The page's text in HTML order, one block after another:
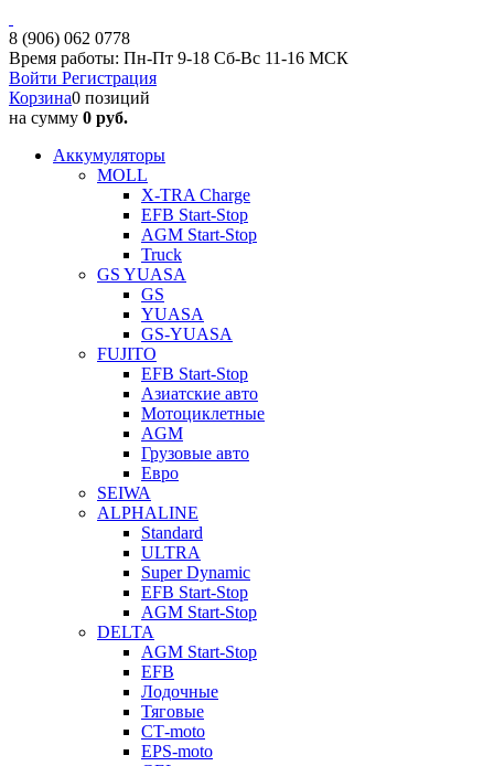
8 (906) 062 0778
Время работы: Пн-Пт 9-18 Сб-Вс 11-16 МСК
Войти Регистрация
Корзина0 позиций
на сумму 0 руб.
Аккумуляторы
MOLL
X-TRA Charge
EFB Start-Stop
AGM Start-Stop
Truck
GS YUASA
GS
YUASA
GS-YUASA
FUJITO
EFB Start-Stop
Азиатские авто
Мотоциклетные
AGM
Грузовые авто
Евро
SEIWA
ALPHALINE
Standard
ULTRA
Super Dynamic
EFB Start-Stop
AGM Start-Stop
DELTA
AGM Start-Stop
EFB
Лодочные
Тяговые
СТ-moto
EPS-moto